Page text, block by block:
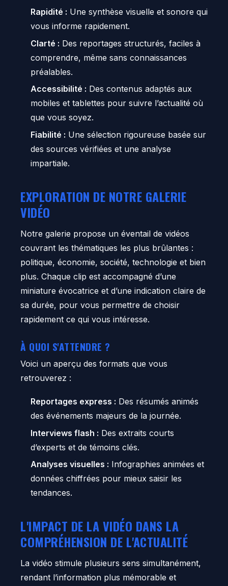
Rapidité : Une synthèse visuelle et sonore qui
vous informe rapidement.
Clarté : Des reportages structurés, faciles à
comprendre, même sans connaissances
préalables.
Accessibilité : Des contenus adaptés aux
mobiles et tablettes pour suivre l’actualité où
que vous soyez.
Fiabilité : Une sélection rigoureuse basée sur
des sources vérifiées et une analyse
impartiale.
EXPLORATION DE NOTRE GALERIE
VIDÉO
Notre galerie propose un éventail de vidéos
couvrant les thématiques les plus brûlantes :
politique, économie, société, technologie et bien
plus. Chaque clip est accompagné d’une
miniature évocatrice et d’une indication claire de
sa durée, pour vous permettre de choisir
rapidement ce qui vous intéresse.
À QUOI S'ATTENDRE ?
Voici un aperçu des formats que vous
retrouverez :
Reportages express : Des résumés animés
des événements majeurs de la journée.
Interviews flash : Des extraits courts
d’experts et de témoins clés.
Analyses visuelles : Infographies animées et
données chiffrées pour mieux saisir les
tendances.
L'IMPACT DE LA VIDÉO DANS LA
COMPRÉHENSION DE L'ACTUALITÉ
La vidéo stimule plusieurs sens simultanément,
rendant l’information plus mémorable et